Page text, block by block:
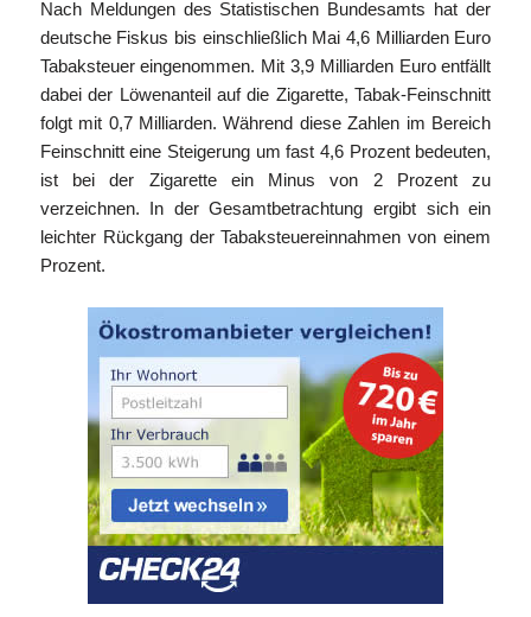
Nach Meldungen des Statistischen Bundesamts hat der
deutsche Fiskus bis einschließlich Mai 4,6 Milliarden Euro
Tabaksteuer eingenommen. Mit 3,9 Milliarden Euro entfällt
dabei der Löwenanteil auf die Zigarette, Tabak-Feinschnitt
folgt mit 0,7 Milliarden. Während diese Zahlen im Bereich
Feinschnitt eine Steigerung um fast 4,6 Prozent bedeuten,
ist bei der Zigarette ein Minus von 2 Prozent zu
verzeichnen. In der Gesamtbetrachtung ergibt sich ein
leichter Rückgang der Tabaksteuereinnahmen von einem
Prozent.